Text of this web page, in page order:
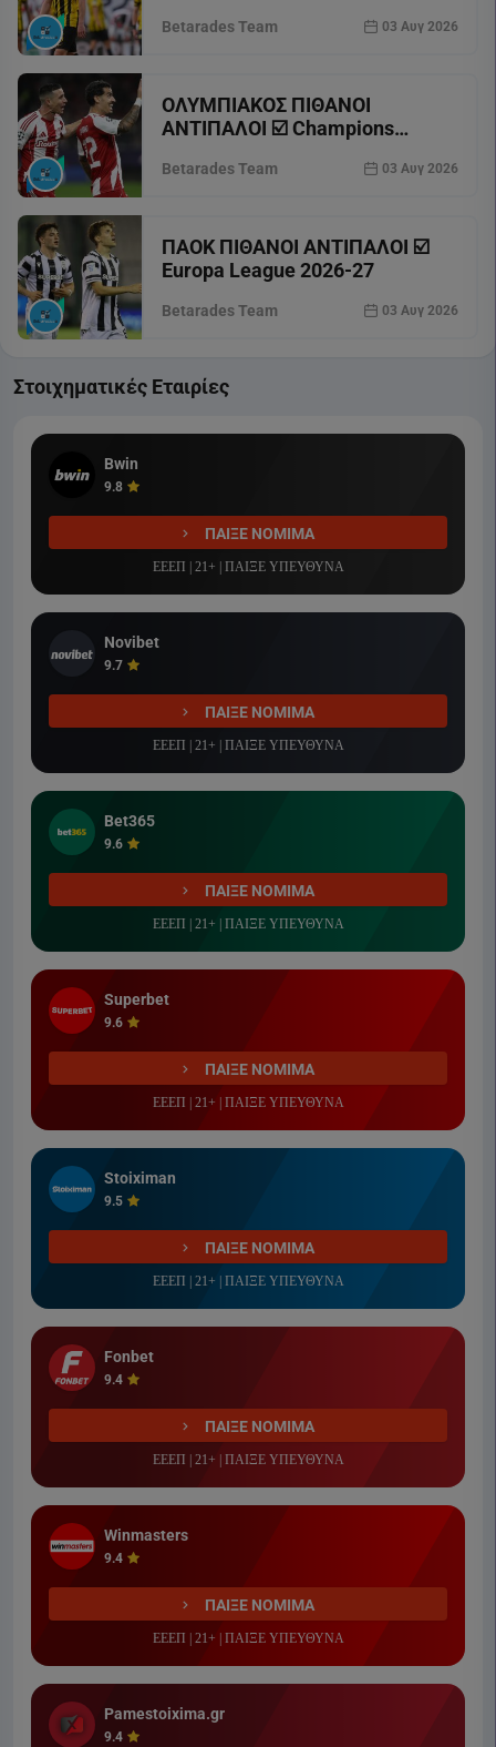
Betarades Team 03 Αυγ 2026
ΟΛΥΜΠΙΑΚΟΣ ΠΙΘΑΝΟΙ
ΑΝΤΙΠΑΛΟΙ ☑️ Champions
Betarades Team 03 Αυγ 2026
ΠΑΟΚ ΠΙΘΑΝΟΙ ΑΝΤΙΠΑΛΟΙ ☑️
Europa League 2026-27
Betarades Team 03 Αυγ 2026
Στοιχηματικές Εταιρίες
Bwin
9.8
ΠΑΙΞΕ ΝΟΜΙΜΑ
ΕΕΕΠ | 21+ | ΠΑΙΞΕ ΥΠΕΥΘΥΝΑ
Novibet
9.7
ΠΑΙΞΕ ΝΟΜΙΜΑ
ΕΕΕΠ | 21+ | ΠΑΙΞΕ ΥΠΕΥΘΥΝΑ
Bet365
9.6
ΠΑΙΞΕ ΝΟΜΙΜΑ
ΕΕΕΠ | 21+ | ΠΑΙΞΕ ΥΠΕΥΘΥΝΑ
Superbet
9.6
ΠΑΙΞΕ ΝΟΜΙΜΑ
ΕΕΕΠ | 21+ | ΠΑΙΞΕ ΥΠΕΥΘΥΝΑ
Stoiximan
9.5
ΠΑΙΞΕ ΝΟΜΙΜΑ
ΕΕΕΠ | 21+ | ΠΑΙΞΕ ΥΠΕΥΘΥΝΑ
Fonbet
9.4
ΠΑΙΞΕ ΝΟΜΙΜΑ
ΕΕΕΠ | 21+ | ΠΑΙΞΕ ΥΠΕΥΘΥΝΑ
Winmasters
9.4
ΠΑΙΞΕ ΝΟΜΙΜΑ
ΕΕΕΠ | 21+ | ΠΑΙΞΕ ΥΠΕΥΘΥΝΑ
Pamestoixima.gr
9.4